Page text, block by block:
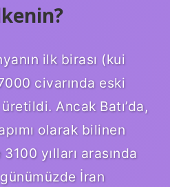
ilk birası (kui
civarında eski
Ancak Batı’da,
olarak bilinen
yılları arasında
İran